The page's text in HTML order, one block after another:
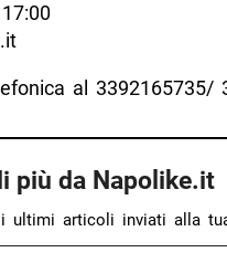
al 3392165735/
più da Napolike.it
ultimi articoli inviati alla